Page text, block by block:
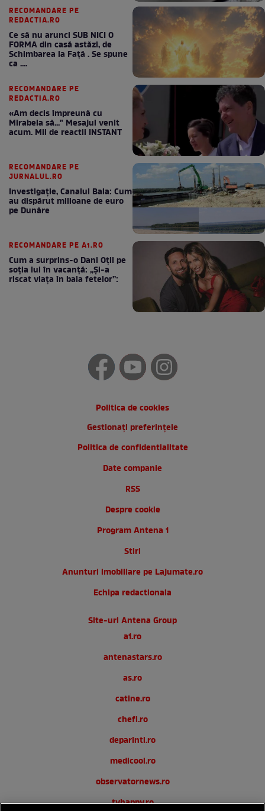
RECOMANDARE PE
REDACTIA.RO
Ce să nu arunci SUB NICI O
FORMA din casă astăzi, de
Schimbarea la Față . Se spune
ca ....
RECOMANDARE PE
REDACTIA.RO
«Am decis împreună cu
Mirabela să..." Mesajul venit
acum. Mii de reactii INSTANT
RECOMANDARE PE
JURNALUL.RO
Investigație, Canalul Bala: Cum
au dispărut milioane de euro
pe Dunăre
RECOMANDARE PE A1.RO
Cum a surprins-o Dani Oțil pe
soția lui în vacanță: „Și-a
riscat viața în baia fetelor”:
Politica de cookies
Gestionați preferințele
Politica de confidentialitate
Date companie
RSS
Despre cookie
Program Antena 1
Stiri
Anunturi imobiliare pe Lajumate.ro
Echipa redactionala
Site-uri Antena Group
a1.ro
antenastars.ro
as.ro
catine.ro
chefi.ro
deparinti.ro
medicool.ro
observatornews.ro
tvhappy.ro